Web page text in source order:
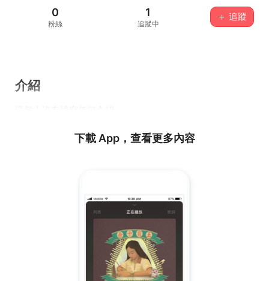
0
粉絲
1
追蹤中
＋ 追蹤
介紹
下載 App，查看更多內容